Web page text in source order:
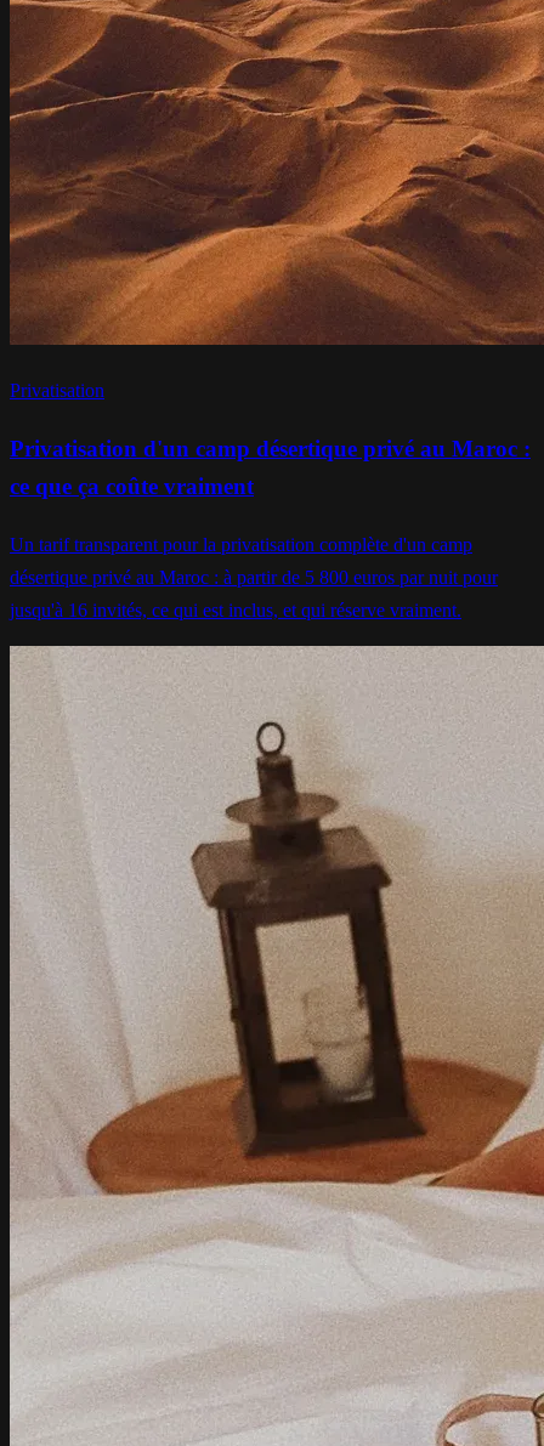
Privatisation
Privatisation d'un camp désertique privé au Maroc :
ce que ça coûte vraiment
Un tarif transparent pour la privatisation complète d'un camp
désertique privé au Maroc : à partir de 5 800 euros par nuit pour
jusqu'à 16 invités, ce qui est inclus, et qui réserve vraiment.